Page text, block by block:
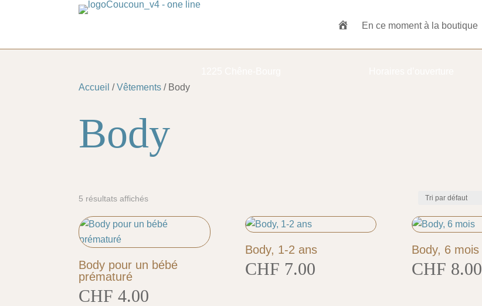
En ce moment à la boutique
Accueil /Vêtements / Body
Body
5 résultats affichés
Body pour un bébé
prématuré
CHF 4.00
Body, 1-2 ans
CHF 7.00
Body, 6 mois
CHF 8.00